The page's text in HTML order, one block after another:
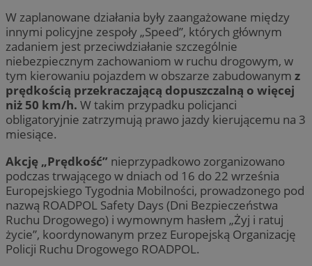
W zaplanowane działania były zaangażowane między
innymi policyjne zespoły „Speed”, których głównym
zadaniem jest przeciwdziałanie szczególnie
niebezpiecznym zachowaniom w ruchu drogowym, w
tym kierowaniu pojazdem w obszarze zabudowanym z
prędkością przekraczającą dopuszczalną o więcej
niż 50 km/h. W takim przypadku policjanci
obligatoryjnie zatrzymują prawo jazdy kierującemu na 3
miesiące.
Akcję „Prędkość” nieprzypadkowo zorganizowano
podczas trwającego w dniach od 16 do 22 września
Europejskiego Tygodnia Mobilności, prowadzonego pod
nazwą ROADPOL Safety Days (Dni Bezpieczeństwa
Ruchu Drogowego) i wymownym hasłem „Żyj i ratuj
życie”, koordynowanym przez Europejską Organizację
Policji Ruchu Drogowego ROADPOL.